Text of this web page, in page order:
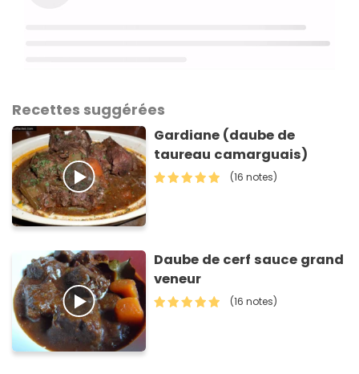
Recettes suggérées
Gardiane (daube de
taureau camarguais)
(16 notes)
Daube de cerf sauce grand
veneur
(16 notes)